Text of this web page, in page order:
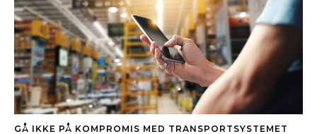
GÅ IKKE PÅ KOMPROMIS MED TRANSPORTSYSTEMET